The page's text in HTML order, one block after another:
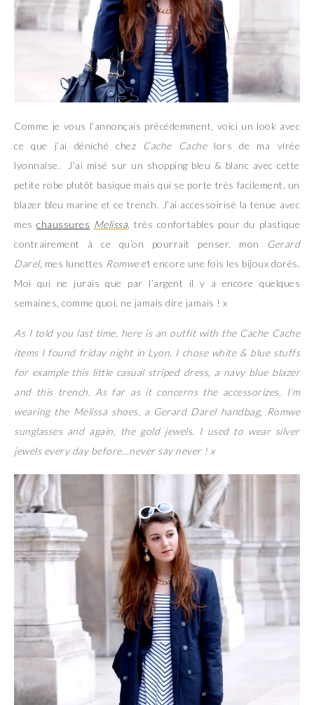
Comme je vous l’annonçais précédemment, voici un look avec
ce que j’ai déniché chez
Cache Cachelors de ma virée
lyonnaise. J’ai misé sur un shopping bleu & blanc avec cette
petite robe plutôt basique mais qui se porte très facilement, un
blazer bleu marine et ce trench. J’ai accessoirisé la tenue avec
meschaussures Melissa , très confortables pour du plastique
contrairement à ce qu’on pourrait penser, mon
Gerard
Darel, mes lunettes Romweet encore une fois les bijoux dorés.
Moi qui ne jurais que par l’argent il y a encore quelques
semaines, comme quoi, ne jamais dire jamais ! x
As I told you last time, here is an outfit with the Cache Cache
items I found friday night in Lyon. I chose white & blue stuffs
for example this little casual striped dress, a navy blue blazer
and this trench. As far as it concerns the accessorizes, I’m
wearing the Melissa shoes, a Gerard Darel handbag, Romwe
sunglasses and again, the gold jewels. I used to wear silver
jewels every day before…never say never ! x